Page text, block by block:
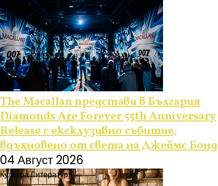
Култура Събития
The Macallan представи в България
Diamonds Are Forever 55th Anniversary
Release с ексклузивно събитие,
вдъхновено от света на Джеймс Бонд
04 Август 2026
КултураЛитература